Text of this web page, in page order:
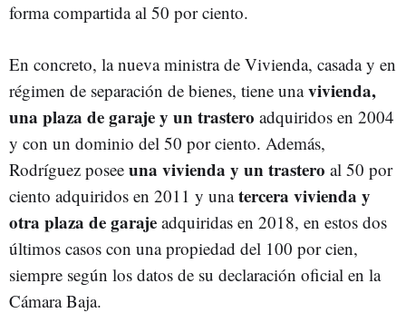
forma compartida al 50 por ciento.
En concreto, la nueva ministra de Vivienda, casada y en
régimen de separación de bienes, tiene unavivienda,
una plaza de garaje y un trastero adquiridos en 2004
y con un dominio del 50 por ciento. Además,
Rodríguez posee una vivienda y un trastero al 50 por
ciento adquiridos en 2011 y unatercera vivienda y
otra plaza de garaje adquiridas en 2018, en estos dos
últimos casos con una propiedad del 100 por cien,
siempre según los datos de su declaración oficial en la
Cámara Baja.